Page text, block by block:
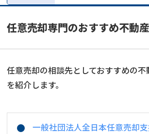
任意売却専門のおすすめ不動
任意売却の相談先としておすすめの
を紹介します。
一般社団法人全日本任意売却